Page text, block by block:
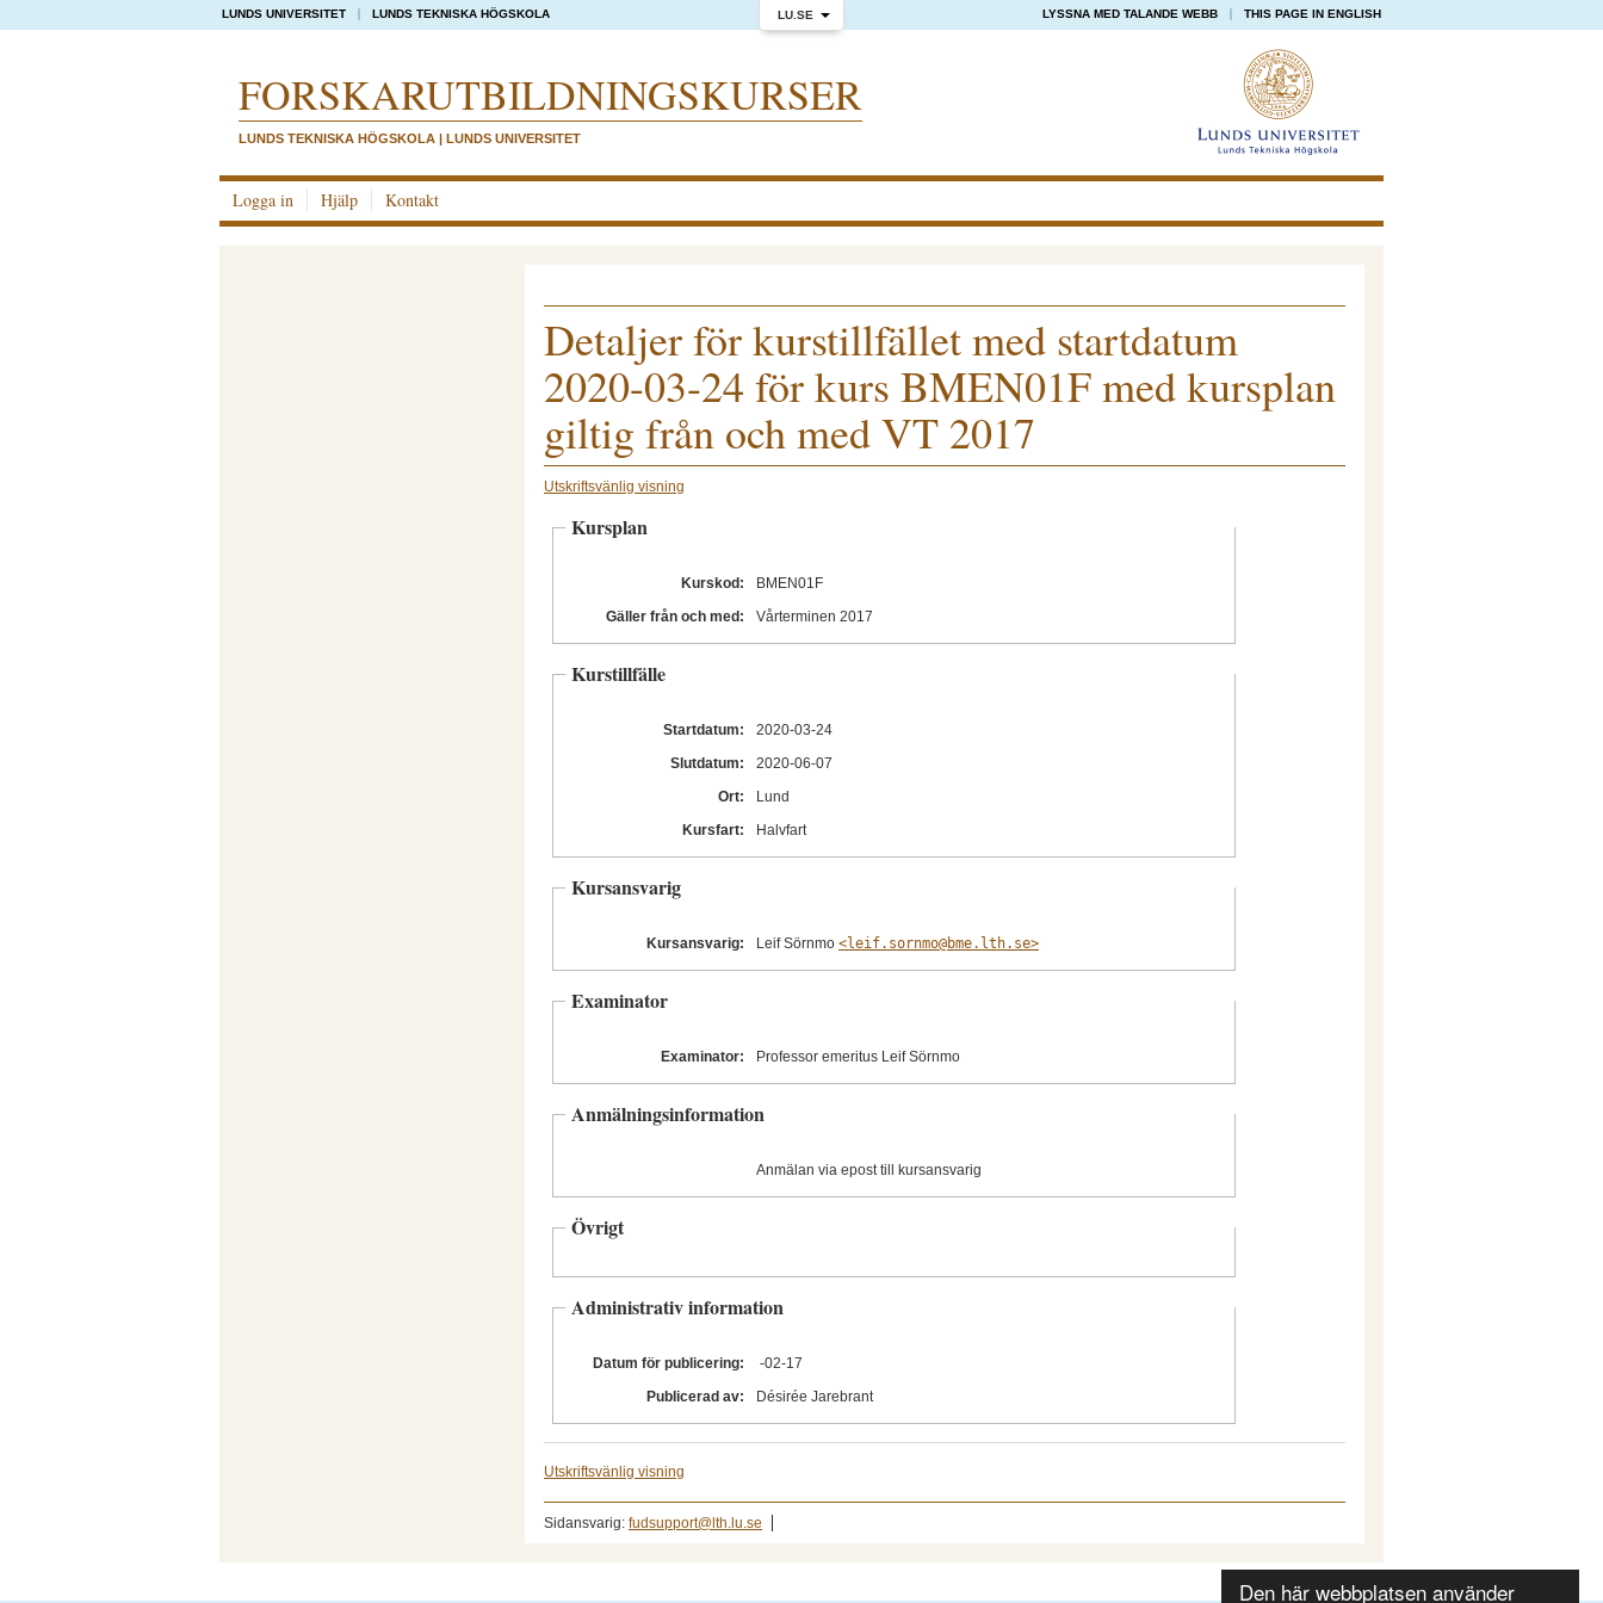
Den här webbplatsen använder
LU.SE
LUNDS UNIVERSITET LUNDS TEKNISKA HÖGSKOLA LYSSNA MED TALANDE WEBB THIS PAGE IN ENGLISH
FORSKAR­UTBILDNINGS­KURSER
LUNDS TEKNISKA HÖGSKOLA | LUNDS UNIVERSITET
Logga in Hjälp Kontakt
Detaljer för kurstillfället med startdatum
2020-03-24 för kurs BMEN01F med kursplan
giltig från och med VT 2017
Utskriftsvänlig visning
Kursplan
Kurskod:
BMEN01F
Gäller från och med:
Vårterminen 2017
Kurstillfälle
Startdatum: 2020-03-24
Slutdatum:
2020-06-07
Ort:
Lund
Kursfart:
Halvfart
Kursansvarig
Kursansvarig: Leif Sörnmo <leif.sornmo@bme.lth.se>
Examinator
Examinator: Professor emeritus Leif Sörnmo
Anmälningsinformation
Anmälan via epost till kursansvarig
Övrigt
Administrativ information
Datum för publicering: -02-17
Publicerad av:
Désirée Jarebrant
Utskriftsvänlig visning
Sidansvarig: fudsupport@lth.lu.se